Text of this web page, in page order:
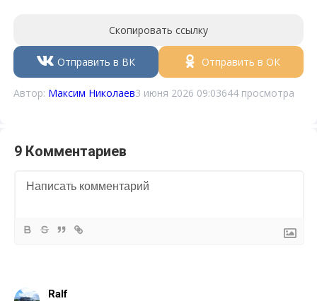
Скопировать ссылку
Отправить в ВК Отправить в ОК
Автор: Максим Николаев3 июня 2026 09:03644 просмотра
9 Комментариев
Ralf